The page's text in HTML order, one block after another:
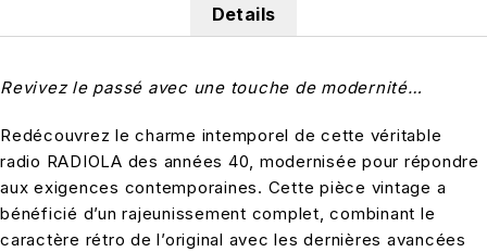
Details
Revivez le passé avec une touche de modernité…
Redécouvrez le charme intemporel de cette véritable
radio RADIOLA des années 40, modernisée pour répondre
aux exigences contemporaines. Cette pièce vintage a
bénéficié d’un rajeunissement complet, combinant le
caractère rétro de l’original avec les dernières avancées